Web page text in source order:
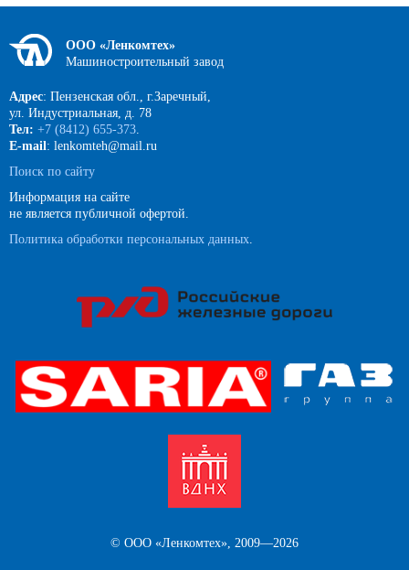
ООО «Ленкомтех»
Машиностроительный завод
Адрес: Пензенская обл., г.Заречный,
ул. Индустриальная, д. 78
Тел: +7 (8412) 655-373.
E-mail: lenkomteh@mail.ru
Поиск по сайту
Информация на сайте
не является публичной офертой.
Политика обработки персональных данных.
© ООО «Ленкомтех», 2009—2026